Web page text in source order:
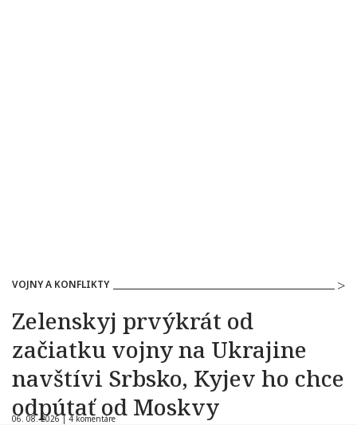
VOJNY A KONFLIKTY
Zelenskyj prvýkrát od
začiatku vojny na Ukrajine
navštívi Srbsko, Kyjev ho chce
odpútať od Moskvy
06. 08. 2026 | 4 komentáre